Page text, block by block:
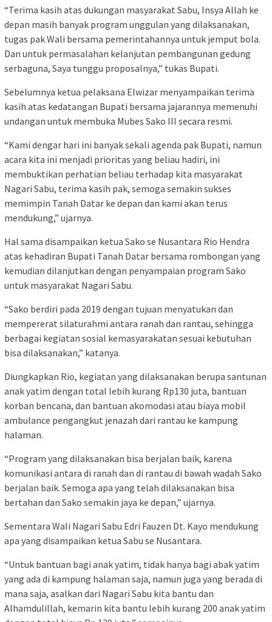
“Terima kasih atas dukungan masyarakat Sabu, Insya Allah ke
depan masih banyak program unggulan yang dilaksanakan,
tugas pak Wali bersama pemerintahannya untuk jemput bola.
Dan untuk permasalahan kelanjutan pembangunan gedung
serbaguna, Saya tunggu proposalnya,” tukas Bupati.
Sebelumnya ketua pelaksana Elwizar menyampaikan terima
kasih atas kedatangan Bupati bersama jajarannya memenuhi
undangan untuk membuka Mubes Sako III secara resmi.
“Kami dengar hari ini banyak sekali agenda pak Bupati, namun
acara kita ini menjadi prioritas yang beliau hadiri, ini
membuktikan perhatian beliau terhadap kita masyarakat
Nagari Sabu, terima kasih pak, semoga semakin sukses
memimpin Tanah Datar ke depan dan kami akan terus
mendukung,” ujarnya.
Hal sama disampaikan ketua Sako se Nusantara Rio Hendra
atas kehadiran Bupati Tanah Datar bersama rombongan yang
kemudian dilanjutkan dengan penyampaian program Sako
untuk masyarakat Nagari Sabu.
“Sako berdiri pada 2019 dengan tujuan menyatukan dan
mempererat silaturahmi antara ranah dan rantau, sehingga
berbagai kegiatan sosial kemasyarakatan sesuai kebutuhan
bisa dilaksanakan,” katanya.
Diungkapkan Rio, kegiatan yang dilaksanakan berupa santunan
anak yatim dengan total lebih kurang Rp130 juta, bantuan
korban bencana, dan bantuan akomodasi atau biaya mobil
ambulance pengangkut jenazah dari rantau ke kampung
halaman.
“Program yang dilaksanakan bisa berjalan baik, karena
komunikasi antara di ranah dan di rantau di bawah wadah Sako
berjalan baik. Semoga apa yang telah dilaksanakan bisa
bertahan dan Sako semakin jaya ke depan,” ujarnya.
Sementara Wali Nagari Sabu Edri Fauzen Dt. Kayo mendukung
apa yang disampaikan ketua Sabu se Nusantara.
“Untuk bantuan bagi anak yatim, tidak hanya bagi abak yatim
yang ada di kampung halaman saja, namun juga yang berada di
mana saja, asalkan dari Nagari Sabu kita bantu dan
Alhamdulillah, kemarin kita bantu lebih kurang 200 anak yatim